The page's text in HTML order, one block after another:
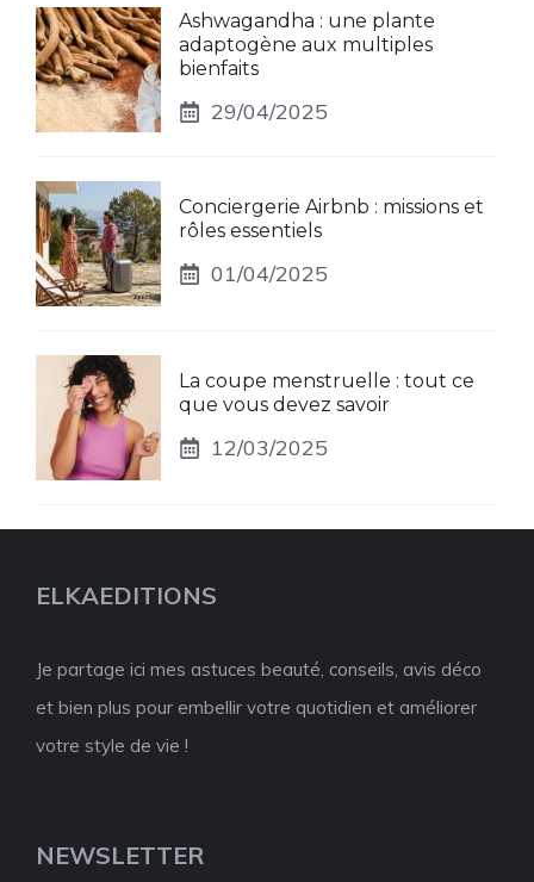
Ashwagandha : une plante
adaptogène aux multiples
bienfaits
29/04/2025
Conciergerie Airbnb : missions et
rôles essentiels
01/04/2025
La coupe menstruelle : tout ce
que vous devez savoir
12/03/2025
ELKAEDITIONS
Je partage ici mes astuces beauté, conseils, avis déco
et bien plus pour embellir votre quotidien et améliorer
votre style de vie !
NEWSLETTER